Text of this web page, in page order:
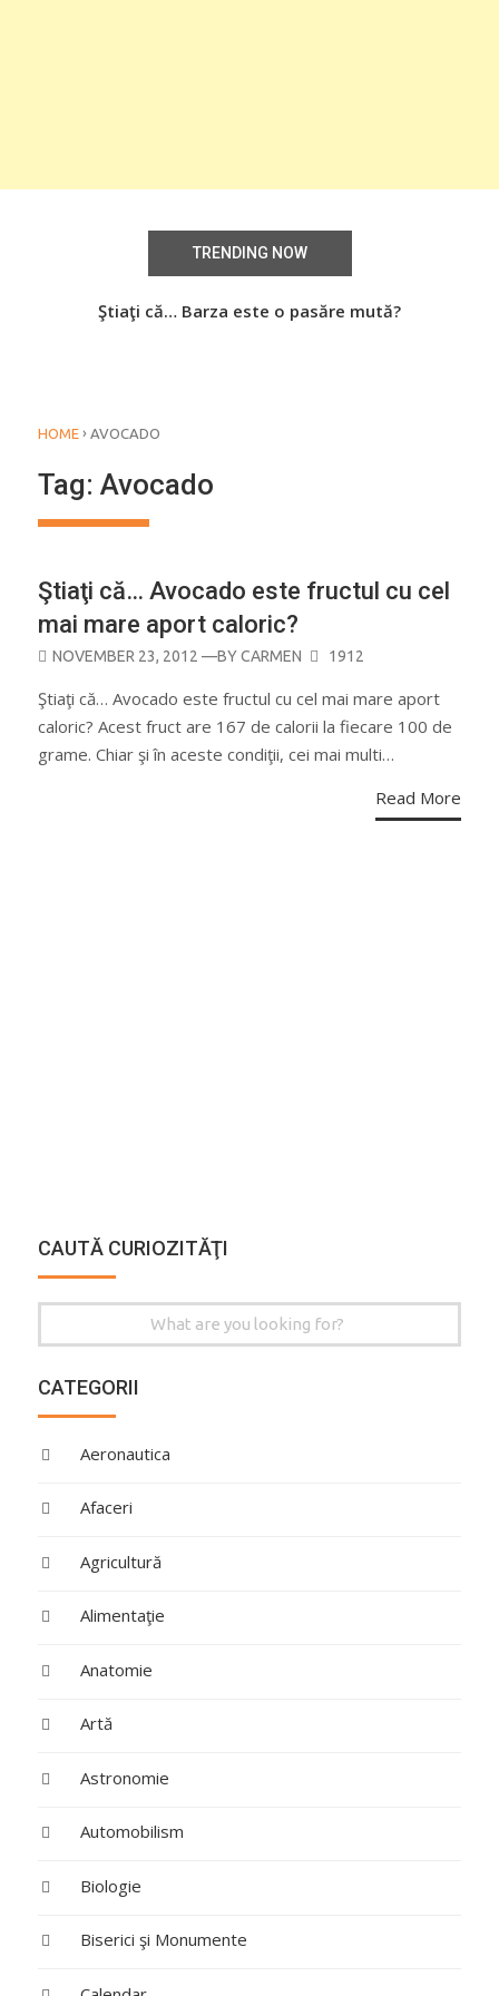
TRENDING NOW
Ştiaţi că… Barza este o pasăre mută?
HOME › AVOCADO
Tag: Avocado
Ştiaţi că… Avocado este fructul cu cel
mai mare aport caloric?
POSTED
NOVEMBER 23, 2012 —BYCARMEN 1912
Ştiaţi că… Avocado este fructul cu cel mai mare aport
caloric? Acest fruct are 167 de calorii la fiecare 100 de
grame. Chiar şi în aceste condiţii, cei mai multi…
Read More
CAUTĂ CURIOZITĂŢI
for:
CATEGORII
Aeronautica
Afaceri
Agricultură
Alimentaţie
Anatomie
Artă
Astronomie
Automobilism
Biologie
Biserici şi Monumente